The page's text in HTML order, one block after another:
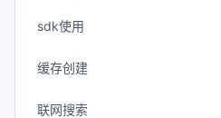
sdk使用
缓存创建
联网搜索